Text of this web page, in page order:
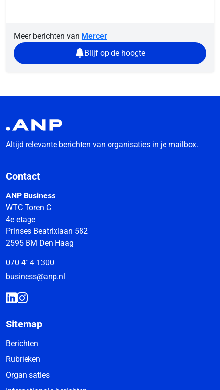
Meer berichten van Mercer
Blijf op de hoogte
Altijd relevante berichten van organisaties in je mailbox.
Contact
ANP Business
WTC Toren C
4e etage
Prinses Beatrixlaan 582
2595 BM Den Haag
070 414 1300
business@anp.nl
Sitemap
Berichten
Rubrieken
Organisaties